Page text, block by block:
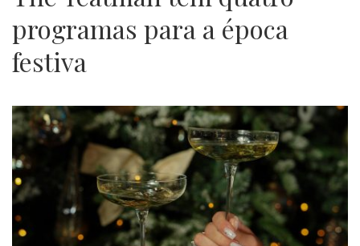
programas para a época
festiva